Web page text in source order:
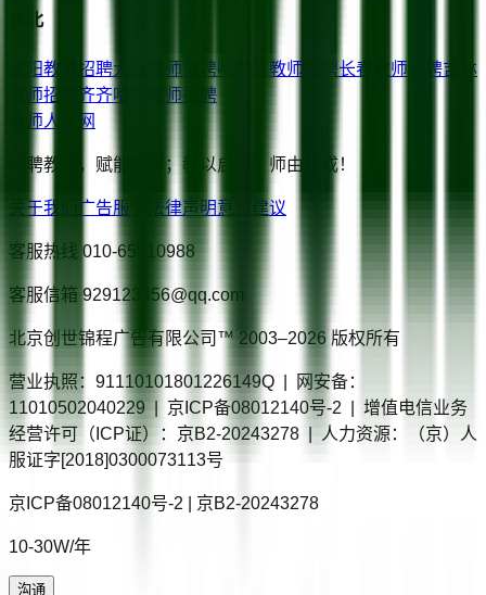
东北
沈阳教师招聘大连 教师招聘 教师招聘长春 教师招聘吉林
教师招聘
齐齐哈尔
教师招聘
教师人才网
智聘教师，赋能教育；教以启智，师由我成！
关于我们 广告服务 法律声明意见建议
客服热线 010-65510988
客服信箱 929123456@qq.com
北京创世锦程广告有限公司™ 2003–2026 版权所有
营业执照：91110101801226149Q | 网安备：
11010502040229 | 京ICP备08012140号-2 | 增值电信业务
经营许可（ICP证）：京B2-20243278 | 人力资源：（京）人
服证字[2018]0300073113号
京ICP备08012140号-2 | 京B2-20243278
10-30W/年
沟通